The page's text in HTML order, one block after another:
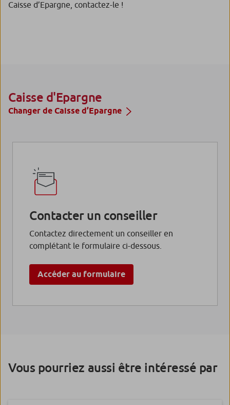
Caisse d’Epargne, contactez-le !
Caisse d'Epargne
Changer de Caisse d’Epargne
Contacter un conseiller
Contactez directement un conseiller en
complétant le formulaire ci-dessous.
Accéder au formulaire
Vous pourriez aussi être intéressé par